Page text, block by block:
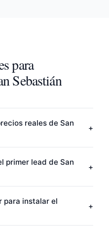
para
Sebastián
reales de San
+
primer lead de San
+
para instalar el
+